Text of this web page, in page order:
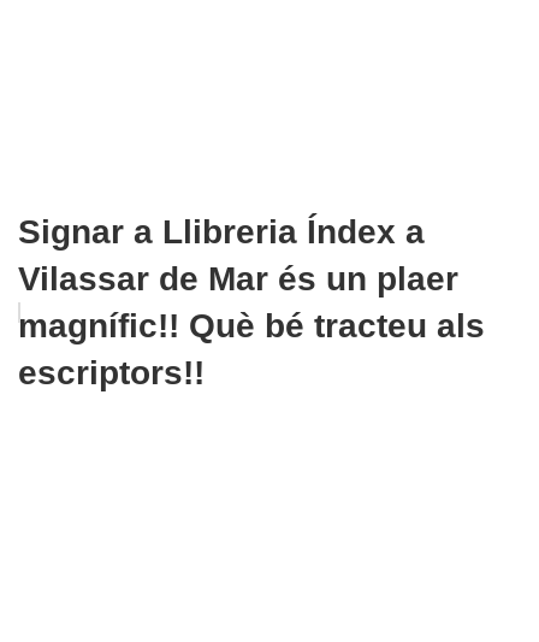
Signar a Llibreria Índex a
Vilassar de Mar és un plaer
magnífic!! Què bé tracteu als
escriptors!!